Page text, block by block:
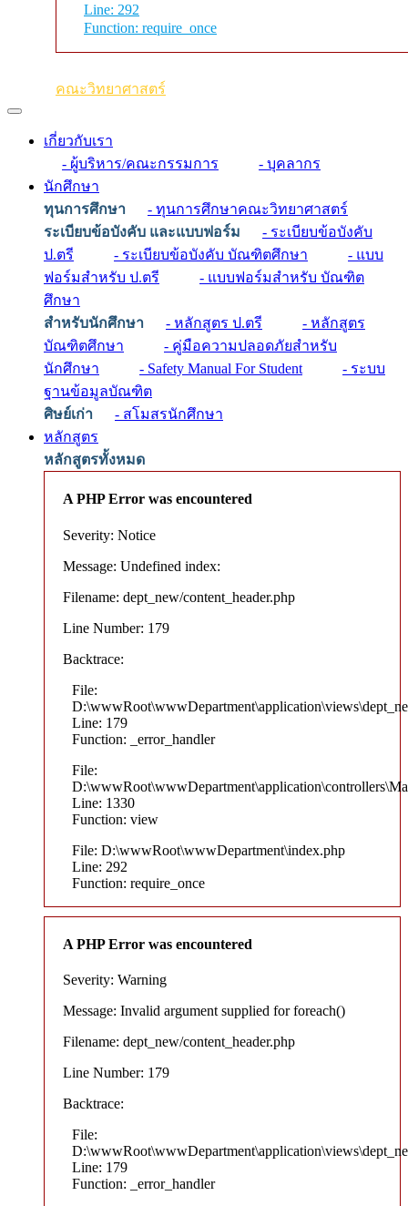
Line: 292
Function: require_once
คณะวิทยาศาสตร์
เกี่ยวกับเรา
- ผู้บริหาร/คณะกรรมการ
- บุคลากร
นักศึกษา
ทุนการศึกษา
- ทุนการศึกษาคณะวิทยาศาสตร์
ระเบียบข้อบังคับ และแบบฟอร์ม
- ระเบียบข้อบังคับ
ป.ตรี
- ระเบียบข้อบังคับ บัณฑิตศึกษา
- แบบ
ฟอร์มสำหรับ ป.ตรี
- แบบฟอร์มสำหรับ บัณฑิต
ศึกษา
สำหรับนักศึกษา
- หลักสูตร ป.ตรี
- หลักสูตร
บัณฑิตศึกษา
- คู่มือความปลอดภัยสำหรับ
นักศึกษา
- Safety Manual For Student
- ระบบ
ฐานข้อมูลบัณฑิต
ศิษย์เก่า
- สโมสรนักศึกษา
หลักสูตร
หลักสูตรทั้งหมด
A PHP Error was encountered
Severity: Notice
Message: Undefined index:
Filename: dept_new/content_header.php
Line Number: 179
Backtrace:
File:
Line: 179
Function: _error_handler
File:
Line: 1330
Function: view
File: D:\wwwRoot\wwwDepartment\index.php
Line: 292
Function: require_once
A PHP Error was encountered
Severity: Warning
Message: Invalid argument supplied for foreach()
Filename: dept_new/content_header.php
Line Number: 179
Backtrace:
File:
Line: 179
Function: _error_handler